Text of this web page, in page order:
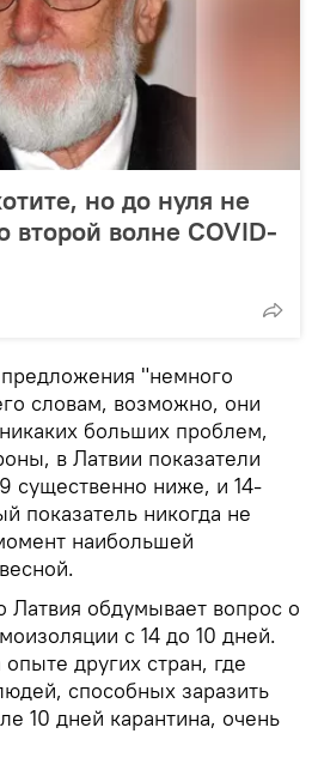
но до нуля не
второй волне COVID-
"немного
словам, возможно, они
больших проблем,
в Латвии показатели
существенно ниже, и 14-
показатель никогда не
наибольшей
Латвия обдумывает вопрос о
с 14 до 10 дней.
других стран, где
способных заразить
10 дней карантина, очень